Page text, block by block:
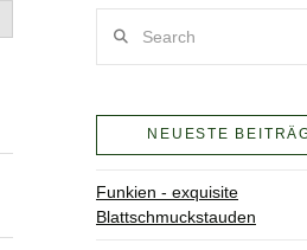
NEUESTE
Funkien - exquisite
Blattschmuckstauden